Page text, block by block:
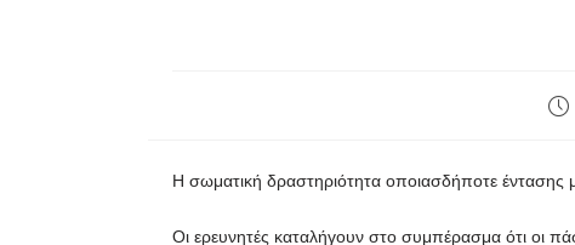
Η σωματική δραστηριότητα οποιασδήποτε έντασης
Οι ερευνητές καταλήγουν στο συμπέρασμα ότι οι